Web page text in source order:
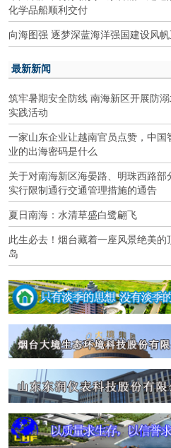
化学品船顺利交付
向海图强 逐梦深蓝海洋强国建设风
最新新闻
筑牢暑期安全防线 南海新区开展防
实践活动
一家山东企业让越南官员点赞，中国
业的出海密码是什么
关于对南海新区海晏路、明珠西路部
实行限制通行交通管理措施的通告
夏日南海：水清草盛白鹭翩飞
此生必去！烟台藏着一座风景绝美的
岛